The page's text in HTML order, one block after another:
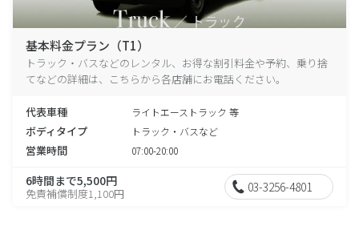
基本料金プラン（T1）
トラック・バスなどのレンタル、お得な割引料金や予約、乗り捨
てなどの詳細は、こちらから各店舗にお電話ください。
代表車種 ライトエーストラック 等
ボディタイプ トラック・バスなど
営業時間 07:00-20:00
6時間まで5,500円
免責補償制度1,100円 03-3256-4801